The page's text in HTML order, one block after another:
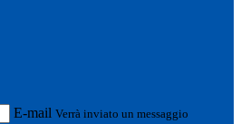
E-mail Verrà inviato un messaggio